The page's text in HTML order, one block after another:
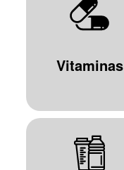
Vitaminas